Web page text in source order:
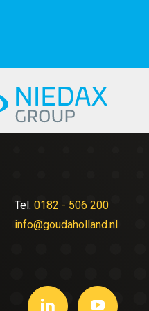
Tel. 0182 - 506 200
info@goudaholland.nl